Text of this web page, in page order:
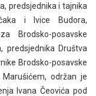
predsjednika i tajnika
i Ivice Budora,
Brodsko-posavske
predsjednika Društva
Brodsko-posavske
održan je
Ivana Čeovića pod